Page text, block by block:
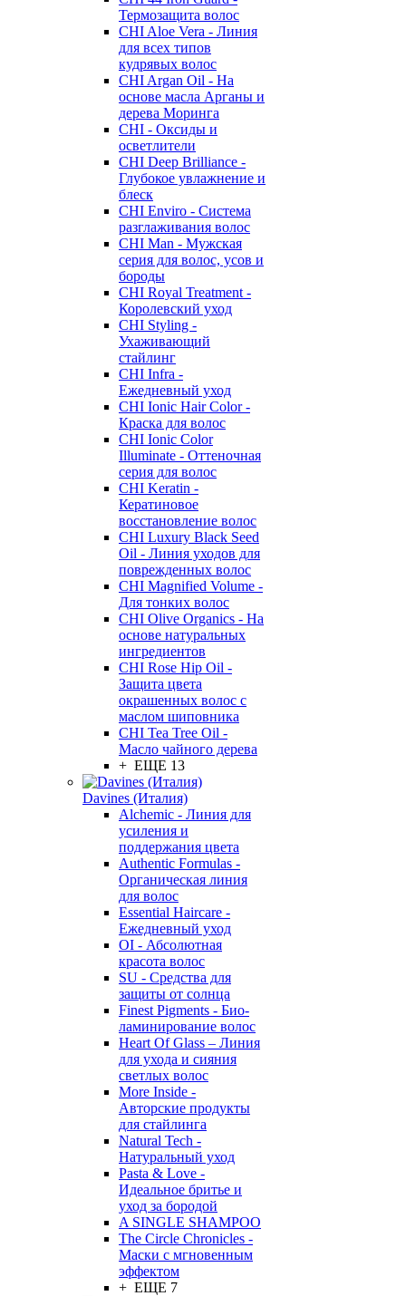
Термозащита волос
CHI Aloe Vera - Линия
для всех типов
кудрявых волос
CHI Argan Oil - На
основе масла Арганы и
дерева Моринга
CHI - Оксиды и
осветлители
CHI Deep Brilliance -
Глубокое увлажнение и
блеск
CHI Enviro - Система
разглаживания волос
CHI Man - Мужская
серия для волос, усов и
бороды
CHI Royal Treatment -
Королевский уход
CHI Styling -
Ухаживающий
стайлинг
CHI Infra -
Ежедневный уход
CHI Ionic Hair Color -
Краска для волос
CHI Ionic Color
Illuminate - Оттеночная
серия для волос
CHI Keratin -
Кератиновое
восстановление волос
CHI Luxury Black Seed
Oil - Линия уходов для
поврежденных волос
CHI Magnified Volume -
Для тонких волос
CHI Olive Organics - На
основе натуральных
ингредиентов
CHI Rose Hip Oil -
Защита цвета
окрашенных волос с
маслом шиповника
CHI Tea Tree Oil -
Масло чайного дерева
+ ЕЩЕ 13
Davines (Италия)
Alchemic - Линия для
усиления и
поддержания цвета
Authentic Formulas -
Органическая линия
для волос
Essential Haircare -
Eжедневный уход
OI - Абсолютная
красота волос
SU - Средства для
защиты от солнца
Finest Pigments - Био-
ламинирование волос
Heart Of Glass – Линия
для ухода и сияния
светлых волос
More Inside -
Авторские продукты
для стайлинга
Natural Tech -
Натуральный уход
Pasta & Love -
Идеальное бритье и
уход за бородой
A SINGLE SHAMPOO
The Circle Chronicles -
Маски с мгновенным
эффектом
+ ЕЩЕ 7